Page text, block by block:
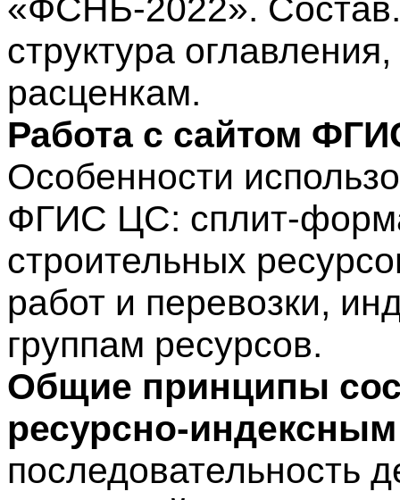
«ФСНБ-2022».
структура
расценкам.
Работа с сайтом
Особенности
ФГИС ЦС: сплит-
строительных
работ и перевозки,
группам ресурсов.
Общие принципы
ресурсно-
последовательность